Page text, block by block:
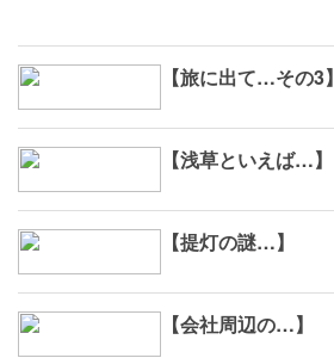
【旅に出て…その3】
【浅草といえば…】
【提灯の謎…】
【会社周辺の…】